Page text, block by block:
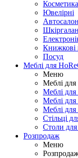
Косметика
Ювелірні
Книжкові
Посуд
Меблі для
Меню
Меблі для
Меблі для
Меблі для
Меблі для
Стільці
Столи для
Розпродаж
Меню